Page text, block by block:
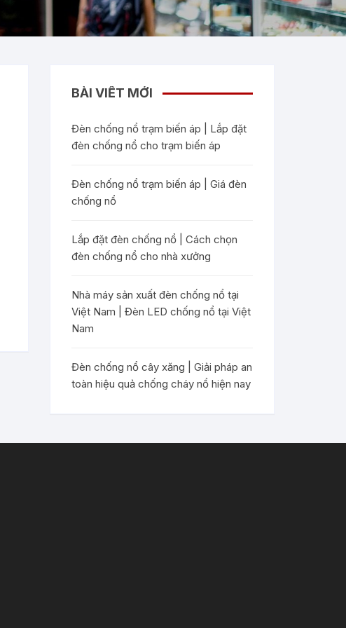
BÀI VIẾT MỚI
Đèn chống nổ trạm biến áp | Lắp đặt
đèn chống nổ cho trạm biến áp
Đèn chống nổ trạm biến áp | Giá đèn
chống nổ
Lắp đặt đèn chống nổ | Cách chọn
đèn chống nổ cho nhà xưởng
Nhà máy sản xuất đèn chống nổ tại
Việt Nam | Đèn LED chống nổ tại Việt
Nam
Đèn chống nổ cây xăng | Giải pháp an
toàn hiệu quả chống cháy nổ hiện nay